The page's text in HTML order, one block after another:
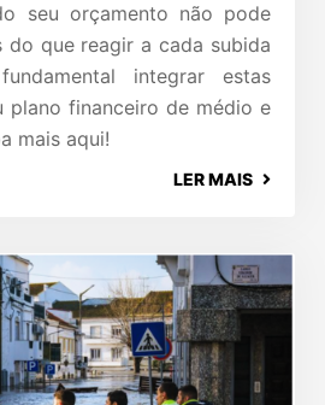
seu orçamento não pode
do que reagir a cada subida
integrar estas
plano financeiro de médio e
mais aqui!
LER MAIS